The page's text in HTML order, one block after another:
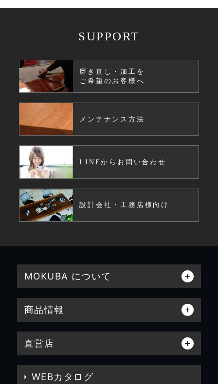
SUPPORT
磨き直し・加工を
ご希望のお客様へ
メンテナンス方法
LINEからお問い合わせ
設計会社・工務店様向け
MOKUBA について
商品情報
直営店
WEBカタログ